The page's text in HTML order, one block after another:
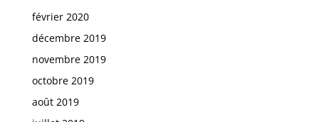
février 2020
décembre 2019
novembre 2019
octobre 2019
août 2019